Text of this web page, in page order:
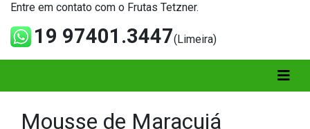
Entre em contato com o Frutas Tetzner.
19 97401.3447(Limeira)
Mousse de Maracujá